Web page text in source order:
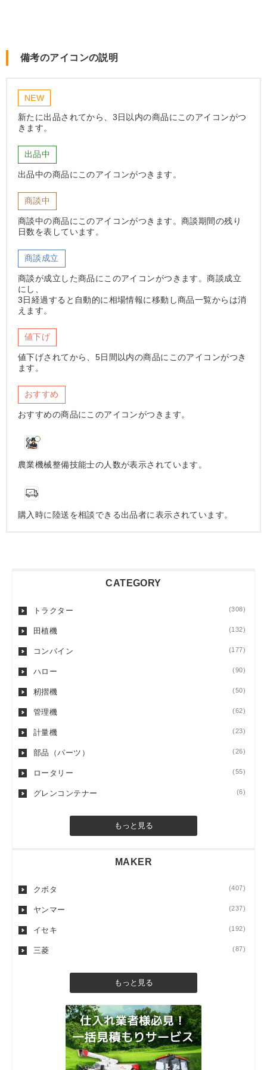
備考のアイコンの説明
NEW
新たに出品されてから、3日以内の商品にこのアイコンがつ
きます。
出品中
出品中の商品にこのアイコンがつきます。
商談中
商談中の商品にこのアイコンがつきます。商談期間の残り
日数を表しています。
商談成立
商談が成立した商品にこのアイコンがつきます。商談成立
にし、
3日経過すると自動的に相場情報に移動し商品一覧からは消
えます。
値下げ
値下げされてから、5日間以内の商品にこのアイコンがつき
ます。
おすすめ
おすすめの商品にこのアイコンがつきます。
農業機械整備技能士の人数が表示されています。
購入時に陸送を相談できる出品者に表示されています。
CATEGORY
トラクター (308)
田植機 (132)
コンバイン (177)
ハロー (90)
籾摺機 (50)
管理機 (62)
計量機 (23)
部品（パーツ） (26)
ロータリー (55)
グレンコンテナー (6)
もっと見る
MAKER
クボタ (407)
ヤンマー (237)
イセキ (192)
三菱 (87)
もっと見る